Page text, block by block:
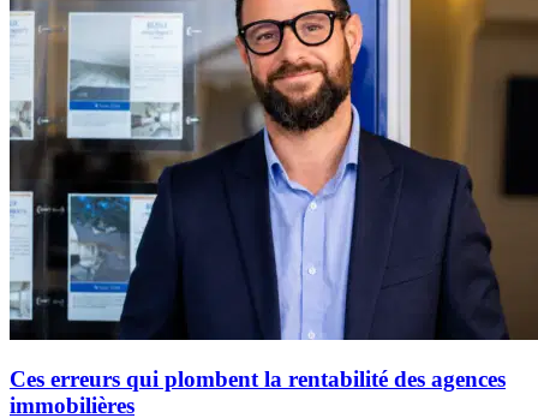
Ces erreurs qui plombent la rentabilité des agences
immobilières